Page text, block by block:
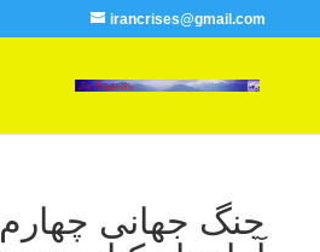
irancrises@gmail.com
جنگ جهانی